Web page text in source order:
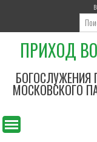
р
с
о
ПРИХОД
БОГОСЛУЖЕНИЯ
МОСКОВСКОГО